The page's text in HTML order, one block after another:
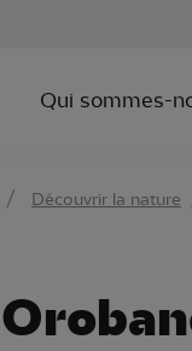
Qui sommes-
Découvrir la nature